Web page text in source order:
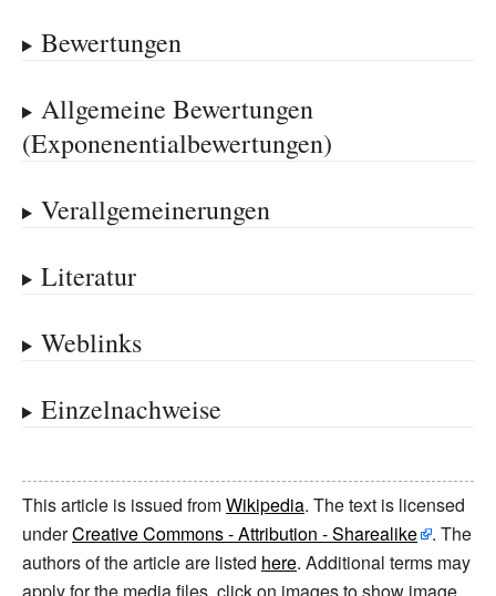
Bewertungen
Allgemeine Bewertungen
(Exponenentialbewertungen)
Verallgemeinerungen
Literatur
Weblinks
Einzelnachweise
This article is issued fromWikipedia. The text is licensed
underCreative Commons - Attribution - Sharealike
. The
authors of the article are listed here. Additional terms may